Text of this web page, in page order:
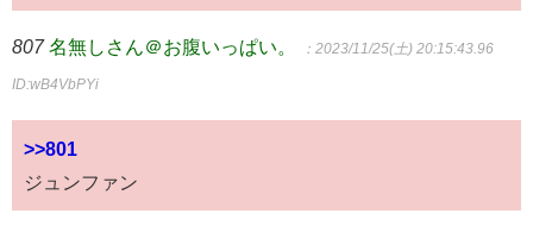
807 名無しさん＠お腹いっぱい。 ：2023/11/25(土) 20:15:43.96
ID:wB4VbPYi
>>801
ジュンファン